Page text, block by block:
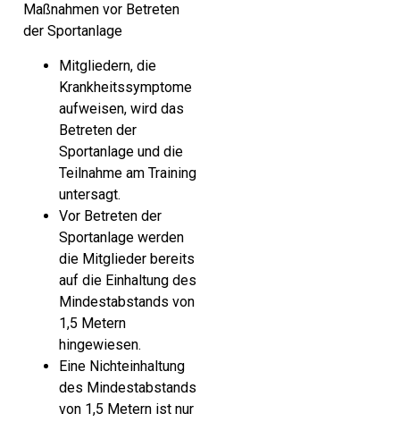
Maßnahmen vor Betreten
der Sportanlage
Mitgliedern, die
Krankheitssymptome
aufweisen, wird das
Betreten der
Sportanlage und die
Teilnahme am Training
untersagt.
Vor Betreten der
Sportanlage werden
die Mitglieder bereits
auf die Einhaltung des
Mindestabstands von
1,5 Metern
hingewiesen.
Eine Nichteinhaltung
des Mindestabstands
von 1,5 Metern ist nur